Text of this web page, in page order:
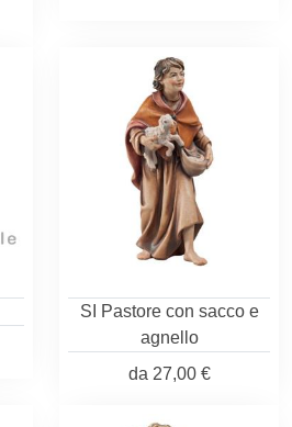
SI Pastore con sacco e
agnello
da 27,00 €